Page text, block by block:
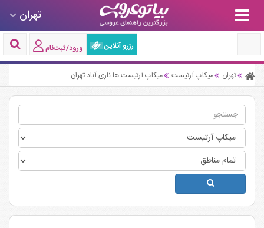
تهران
رزرو آنلاین ورود/ثبت‌نام
تهران میکاپ آرتیست میکاپ آرتیست ها نازی آباد تهران